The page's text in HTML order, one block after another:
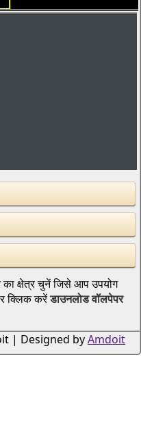
क्षेत्र चुनें जिसे आप उपयोग
क्लिक करेंडाउनलोड वॉलपेपर
| Designed byAmdoit